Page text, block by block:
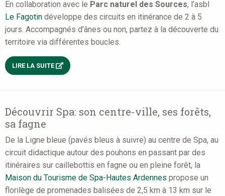
En collaboration avec le Parc naturel des Sources, l’asbl
Le Fagotin développe des circuits en itinérance de 2 à 5
jours. Accompagnés d’ânes ou non, partez à la découverte du
territoire via différentes boucles.
LIRE LA SUITE
Découvrir Spa: son centre-ville, ses forêts,
sa fagne
De la Ligne bleue (pavés bleus à suivre) au centre de Spa, au
circuit didactique autour des pouhons en passant par des
itinéraires sur caillebottis en fagne ou en pleine forêt, la
Maison du Tourisme de Spa-Hautes Ardennes propose un
florilège de promenades balisées de 2,5 km à 13 km sur le